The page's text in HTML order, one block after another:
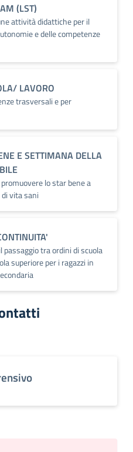
(LST)
attività didattiche per il
e delle competenze
LAVORO
trasversali e per
E SETTIMANA DELLA
lo star bene a
vita sani
tra ordini di scuola
superiore per i ragazzi in